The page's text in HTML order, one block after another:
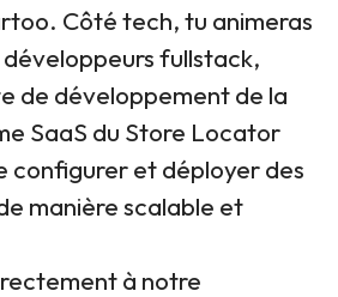
Côté tech, tu animeras
fullstack,
de développement de la
SaaS du Store Locator
configurer et déployer des
manière scalable et
à notre